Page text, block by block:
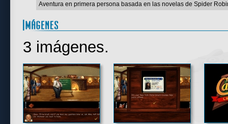
Aventura en primera persona basada en las novelas de Spider
3 imágenes.